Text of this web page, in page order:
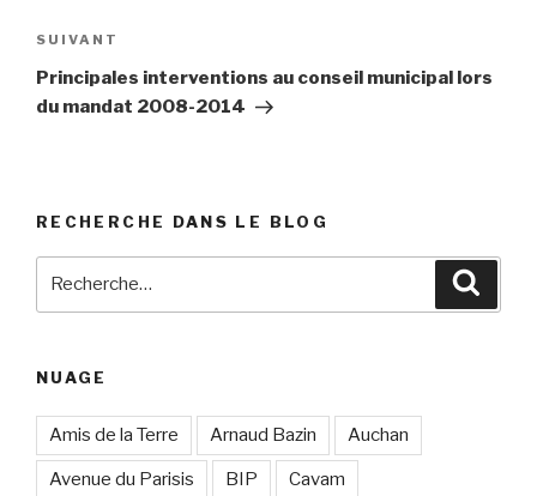
Article
suivant
SUIVANT
Principales interventions au conseil municipal lors
du mandat 2008-2014
RECHERCHE DANS LE BLOG
NUAGE
Amis de la Terre Arnaud Bazin Auchan
Avenue du Parisis BIP Cavam